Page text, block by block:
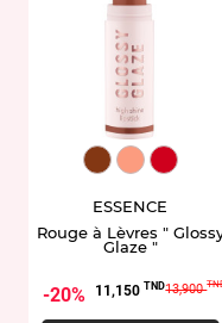
EL952097.01
ESSENCE
Rouge à Lèvres "
Glaze "
20% Prix
11,150 TNDPrix
13,900